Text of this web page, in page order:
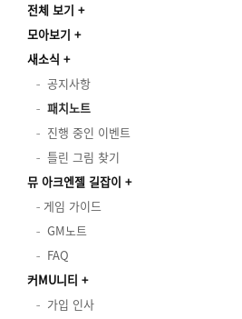
전체 보기
모아보기
새소식
공지사항
패치노트
진행 중인 이벤트
틀린 그림 찾기
뮤 아크엔젤 길잡이
게임 가이드
GM노트
FAQ
커MU니티
가입 인사